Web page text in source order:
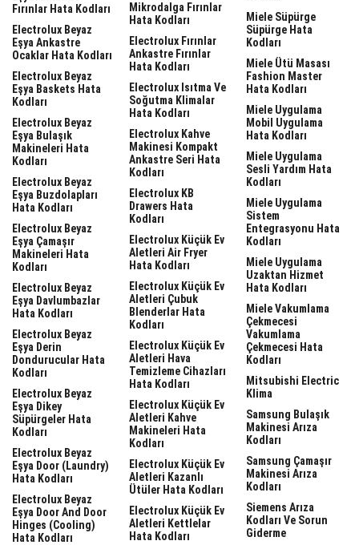
Fırınlar Hata Kodları
Electrolux Beyaz
Eşya Ankastre
Ocaklar Hata Kodları
Electrolux Beyaz
Eşya Baskets Hata
Kodları
Electrolux Beyaz
Eşya Bulaşık
Makineleri Hata
Kodları
Electrolux Beyaz
Eşya Buzdolapları
Hata Kodları
Electrolux Beyaz
Eşya Çamaşır
Makineleri Hata
Kodları
Electrolux Beyaz
Eşya Davlumbazlar
Hata Kodları
Electrolux Beyaz
Eşya Derin
Dondurucular Hata
Kodları
Electrolux Beyaz
Eşya Dikey
Süpürgeler Hata
Kodları
Electrolux Beyaz
Eşya Door (laundry)
Hata Kodları
Electrolux Beyaz
Eşya Door And Door
Hinges (cooling)
Hata Kodları
Mikrodalga Fırınlar
Hata Kodları
Electrolux Fırınlar
Ankastre Fırınlar
Hata Kodları
Electrolux Isıtma Ve
Soğutma Klimalar
Hata Kodları
Electrolux Kahve
Makinesi Kompakt
Ankastre Seri Hata
Kodları
Electrolux KB
Drawers Hata
Kodları
Electrolux Küçük Ev
Aletleri Air Fryer
Hata Kodları
Electrolux Küçük Ev
Aletleri Çubuk
Blenderlar Hata
Kodları
Electrolux Küçük Ev
Aletleri Hava
Temizleme Cihazları
Hata Kodları
Electrolux Küçük Ev
Aletleri Kahve
Makineleri Hata
Kodları
Electrolux Küçük Ev
Aletleri Kazanlı
Ütüler Hata Kodları
Electrolux Küçük Ev
Aletleri Kettlelar
Hata Kodları
Miele Süpürge
Süpürge Hata
Kodları
Miele Ütü Masası
Fashion Master
Hata Kodları
Miele Uygulama
Mobil Uygulama
Hata Kodları
Miele Uygulama
Sesli Yardım Hata
Kodları
Miele Uygulama
Sistem
Entegrasyonu Hata
Kodları
Miele Uygulama
Uzaktan Hizmet
Hata Kodları
Miele Vakumlama
Çekmecesi
Vakumlama
Çekmecesi Hata
Kodları
Mitsubishi Electric
Klima
Samsung Bulaşık
Makinesi Arıza
Kodları
Samsung Çamaşır
Makinesi Arıza
Kodları
Siemens Arıza
Kodları Ve Sorun
Giderme